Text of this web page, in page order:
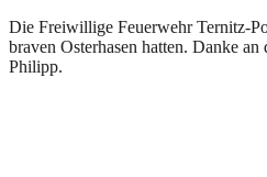
Die Freiwillige Feuerwehr Ternitz-
braven Osterhasen hatten. Danke
Philipp.